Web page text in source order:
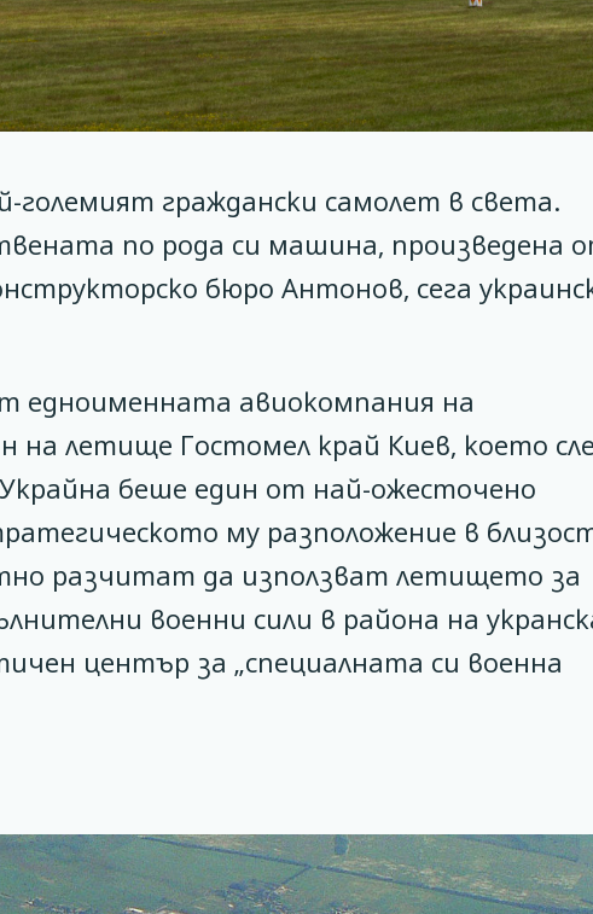
граждански самолет в света.
по рода си машина, произведена
бюро Антонов, сега
едноименната авиокомпания на
на летище Гостомел край Киев, което
беше един от най-ожесточено
му разположение в
разчитат да използват летището за
военни сили в района на
център за „специалната си военна